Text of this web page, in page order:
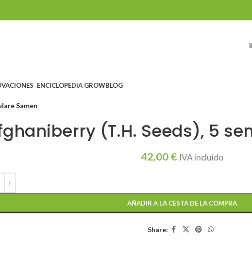
ENCICLOPEDIA GROWBLOG
Samen
(T.H. Seeds), 5
42,00€ IVA incluido
AÑADIR A LA CESTA DE LA COMPRA
Share: